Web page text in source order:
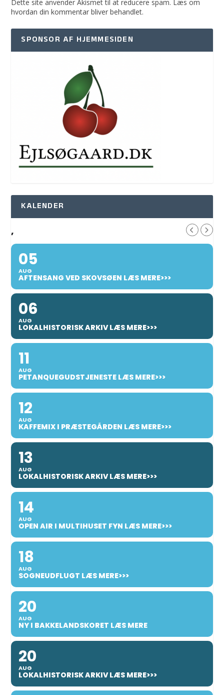
Dette site anvender Akismet til at reducere spam. Læs om
hvordan din kommentar bliver behandlet.
SPONSOR AF HJEMMESIDEN
KALENDER
,
05
AUG
AFTENSANG VED SKOVSØEN LÆS MERE>>>
06
AUG
LOKALHISTORISK ARKIV LÆS MERE>>>
11
AUG
PETANQUEGUDSTJENESTE LÆS MERE>>>
12
AUG
KAFFEMIX I PRÆSTEGÅRDEN LÆS MERE>>>
13
AUG
LOKALHISTORISK ARKIV LÆS MERE>>>
14
AUG
OPEN AIR I MULTIHUSET FYN LÆS MERE>>>
18
AUG
SOGNEUDFLUGT LÆS MERE>>>
20
AUG
NY I BAKKELANDSKORET LÆS MERE
20
AUG
LOKALHISTORISK ARKIV LÆS MERE>>>